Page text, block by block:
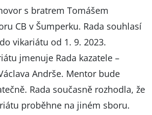
s bratrem Tomášem
CB v Šumperku. Rada souhlasí
vikariátu od 1. 9. 2023.
jmenuje Rada kazatele –
Andrše. Mentor bude
Rada současně rozhodla, že
proběhne na jiném sboru.